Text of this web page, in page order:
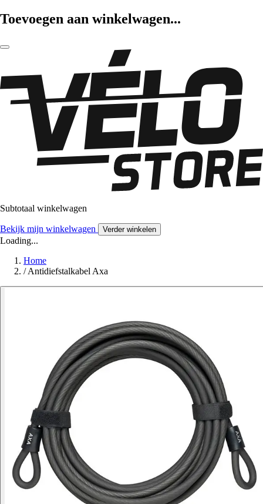
Toevoegen aan winkelwagen...
Subtotaal winkelwagen
Bekijk mijn winkelwagen Verder winkelen
Loading...
Home
/Antidiefstalkabel Axa